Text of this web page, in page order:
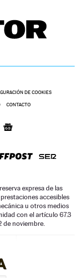
DE COOKIES
CONTACTO
expresa de las
accesibles
u otros medios
con el artículo 67.3
de noviembre.